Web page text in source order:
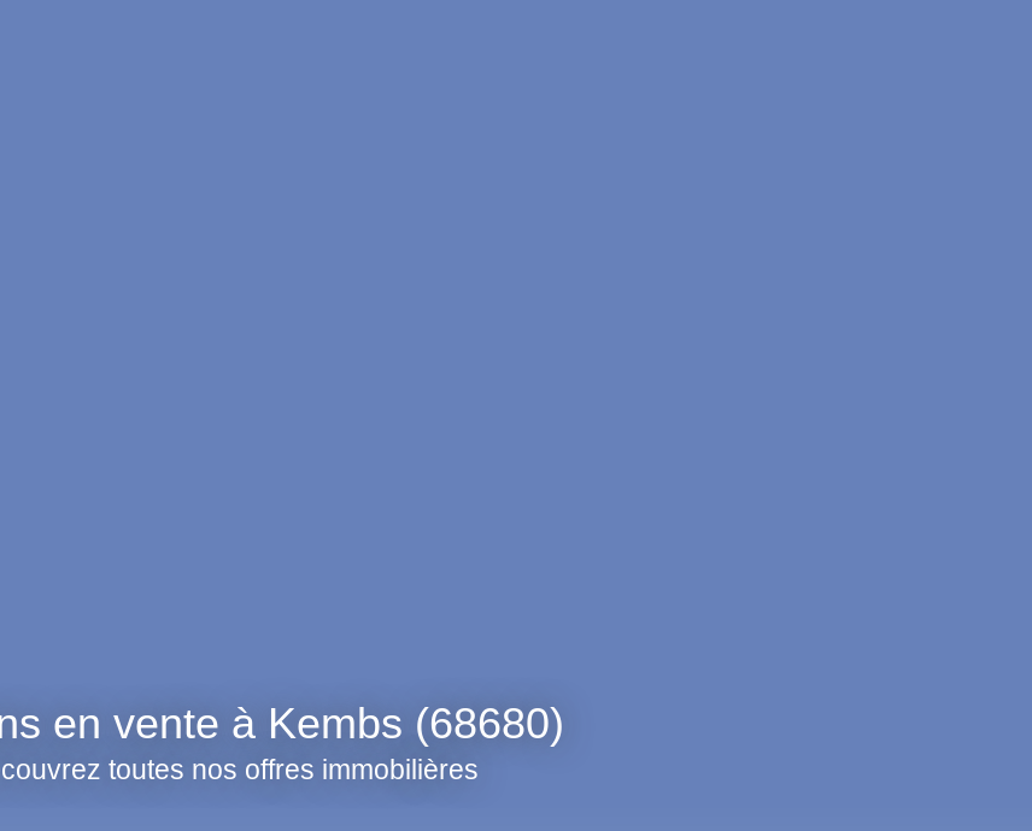
en vente à Kembs (68680)
toutes nos offres immobilières